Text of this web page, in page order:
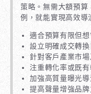
策略。無需大額預算
例，就能實現高效導
適合預算有限但
設立明確成交轉
針對客戶產業市
注重轉化率或既
加強高質量曝光
提高聲量增強品牌